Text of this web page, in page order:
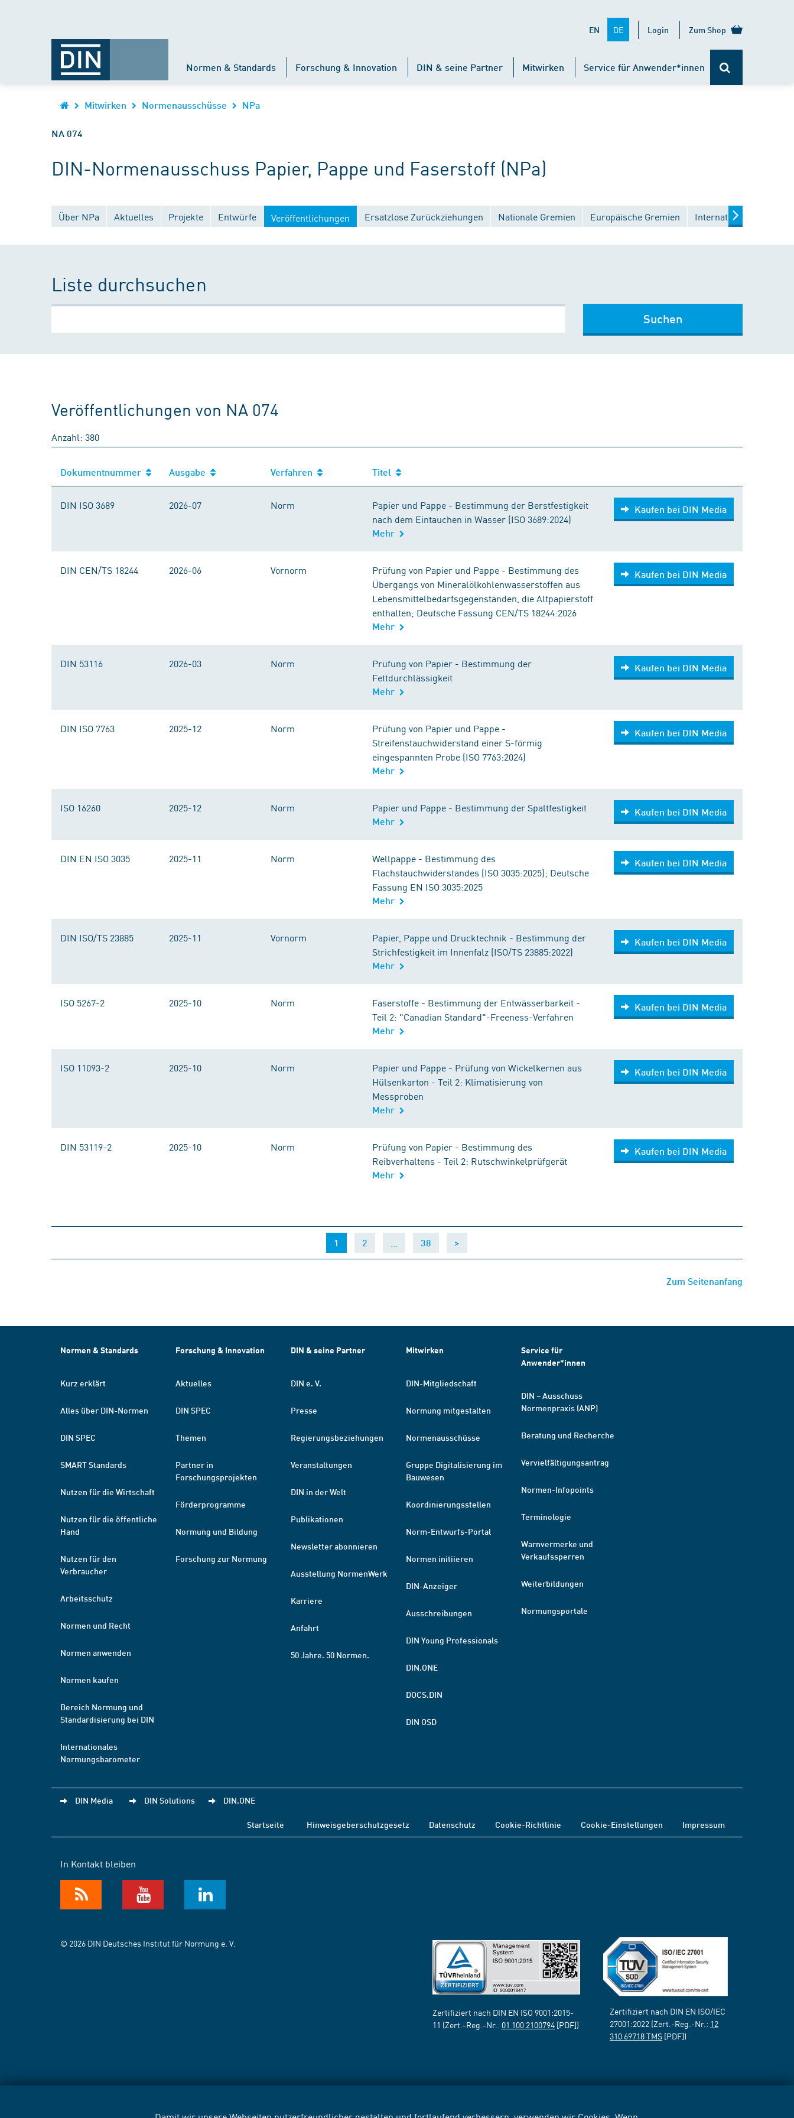
EN DE Login Zum Shop
Normen & Standards Forschung & Innovation DIN & seine Partner Mitwirken Service für Anwender*innen
Mitwirken Normenausschüsse NPa
NA 074
DIN-Normenausschuss Papier, Pappe und Faserstoff (NPa)
Über NPa Aktuelles Projekte Entwürfe Veröffentlichungen Ersatzlose Zurückziehungen Nationale Gremien Europäische Gremien Internationale Gremien
Liste durchsuchen
Suchen
Veröffentlichungen von NA 074
Anzahl: 380
DIN ISO 3689 2026-07 Norm
Papier und Pappe - Bestimmung der Berstfestigkeit
nach dem Eintauchen in Wasser (ISO 3689:2024)
Mehr
Kaufen bei DIN Media
DIN CEN/TS 18244 2026-06 Vornorm
Prüfung von Papier und Pappe - Bestimmung des
Übergangs von Mineralölkohlenwasserstoffen aus
Lebensmittelbedarfsgegenständen, die Altpapierstoff
enthalten; Deutsche Fassung CEN/TS 18244:2026
Mehr
Kaufen bei DIN Media
DIN 53116 2026-03 Norm
Prüfung von Papier - Bestimmung der
Fettdurchlässigkeit
Mehr
Kaufen bei DIN Media
DIN ISO 7763 2025-12 Norm
Prüfung von Papier und Pappe -
Streifenstauchwiderstand einer S-förmig
eingespannten Probe (ISO 7763:2024)
Mehr
Kaufen bei DIN Media
ISO 16260 2025-12 Norm Papier und Pappe - Bestimmung der Spaltfestigkeit
Mehr
Kaufen bei DIN Media
DIN EN ISO 3035 2025-11 Norm
Wellpappe - Bestimmung des
Flachstauchwiderstandes (ISO 3035:2025); Deutsche
Fassung EN ISO 3035:2025
Mehr
Kaufen bei DIN Media
DIN ISO/TS 23885 2025-11 Vornorm
Papier, Pappe und Drucktechnik - Bestimmung der
Strichfestigkeit im Innenfalz (ISO/TS 23885:2022)
Mehr
Kaufen bei DIN Media
ISO 5267-2 2025-10 Norm
Faserstoffe - Bestimmung der Entwässerbarkeit -
Teil 2: "Canadian Standard"-Freeness-Verfahren
Mehr
Kaufen bei DIN Media
ISO 11093-2 2025-10 Norm
Papier und Pappe - Prüfung von Wickelkernen aus
Hülsenkarton - Teil 2: Klimatisierung von
Messproben
Mehr
Kaufen bei DIN Media
DIN 53119-2 2025-10 Norm
Prüfung von Papier - Bestimmung des
Reibverhaltens - Teil 2: Rutschwinkelprüfgerät
Mehr
Kaufen bei DIN Media
1 (current)
2 38 >
Zum Seitenanfang
Normen & Standards
Kurz erklärt
Alles über DIN-Normen
DIN SPEC
SMART Standards
Nutzen für die Wirtschaft
Nutzen für die öffentliche
Hand
Nutzen für den
Verbraucher
Arbeitsschutz
Normen und Recht
Normen anwenden
Normen kaufen
Bereich Normung und
Standardisierung bei DIN
Internationales
Normungsbarometer
Forschung & Innovation
Aktuelles
DIN SPEC
Themen
Partner in
Forschungsprojekten
Förderprogramme
Normung und Bildung
Forschung zur Normung
DIN & seine Partner
DIN e. V.
Presse
Regierungsbeziehungen
Veranstaltungen
DIN in der Welt
Publikationen
Newsletter abonnieren
Ausstellung NormenWerk
Karriere
Anfahrt
50 Jahre. 50 Normen.
Mitwirken
DIN-Mitgliedschaft
Normung mitgestalten
Normenausschüsse
Gruppe Digitalisierung im
Bauwesen
Koordinierungsstellen
Norm-Entwurfs-Portal
Normen initiieren
DIN-Anzeiger
Ausschreibungen
DIN Young Professionals
DIN.ONE
DOCS.DIN
DIN OSD
Service für
Anwender*innen
DIN – Ausschuss
Normenpraxis (ANP)
Beratung und Recherche
Vervielfältigungsantrag
Normen-Infopoints
Terminologie
Warnvermerke und
Verkaufssperren
Weiterbildungen
Normungsportale
DIN Media DIN Solutions DIN.ONE
Startseite Hinweisgeberschutzgesetz Datenschutz Cookie-Richtlinie Cookie-Einstellungen Impressum
In Kontakt bleiben
© 2026 DIN Deutsches Institut für Normung e. V.
Zertifiziert nach DIN EN ISO 9001:2015-
11 (Zert.-Reg.-Nr.: 01 100 2100794 [PDF])
Zertifiziert nach DIN EN ISO/IEC
27001:2022 (Zert.-Reg.-Nr.: 12
310 69718 TMS [PDF])